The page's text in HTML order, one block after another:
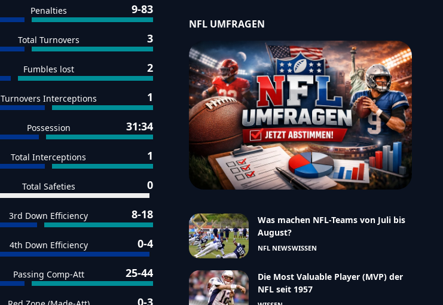
Penalties 9-83
Total Turnovers 3
Fumbles lost 2
Turnovers Interceptions 1
Possession 31:34
Total Interceptions 1
Total Safeties 0
3rd Down Efficiency 8-18
4th Down Efficiency 0-4
Passing Comp-Att 25-44
0-3
NFL UMFRAGEN
Was machen NFL-Teams von Juli bis
August?
NFL NEWSWISSEN
Die Most Valuable Player (MVP) der
NFL seit 1957